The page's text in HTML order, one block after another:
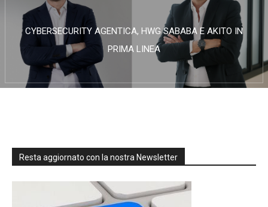
CYBERSECURITY AGENTICA, HWG SABABA E AKITO IN
PRIMA LINEA
Resta aggiornato con la nostra Newsletter